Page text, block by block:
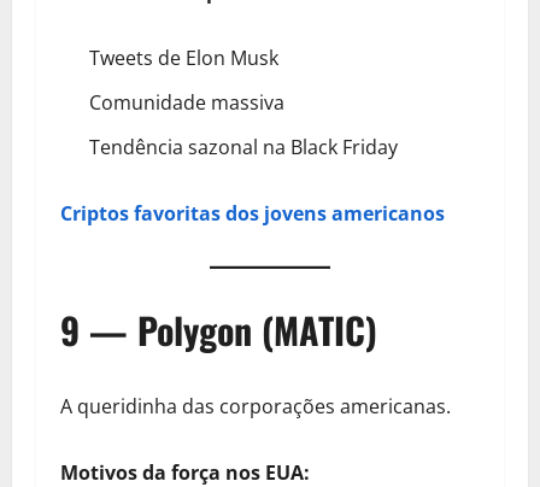
Tweets de Elon Musk
Comunidade massiva
Tendência sazonal na Black Friday
Criptos favoritas dos jovens americanos
9 — Polygon (MATIC)
A queridinha das corporações americanas.
Motivos da força nos EUA: